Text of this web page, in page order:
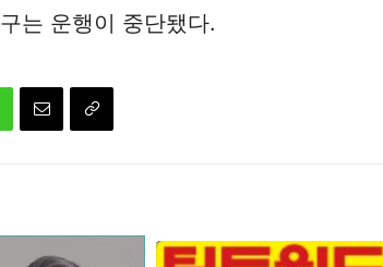
는 운행이 중단됐다.